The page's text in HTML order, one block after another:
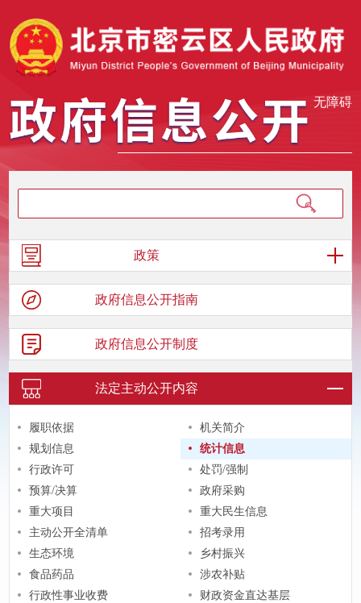
无障碍
政策
政府信息公开指南
政府信息公开制度
法定主动公开内容
履职依据
机关简介
规划信息
统计信息
行政许可
处罚/强制
预算/决算
政府采购
重大项目
重大民生信息
主动公开全清单
招考录用
生态环境
乡村振兴
食品药品
涉农补贴
行政性事业收费
财政资金直达基层